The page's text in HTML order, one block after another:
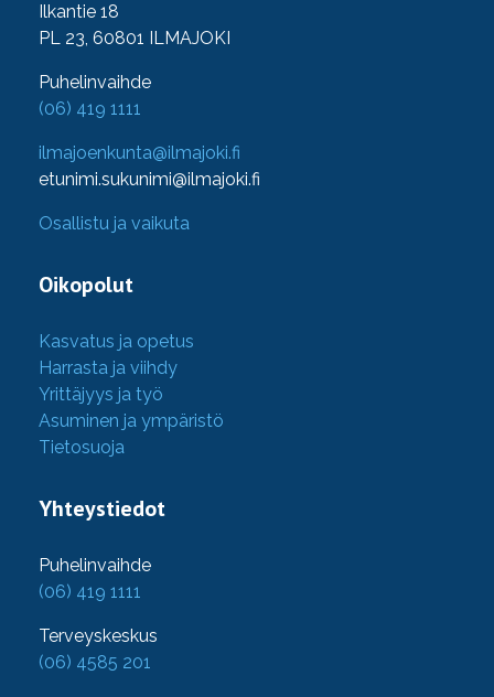
Ilkantie 18
PL 23, 60801 ILMAJOKI
Puhelinvaihde
(06) 419 1111
ilmajoenkunta@ilmajoki.fi
etunimi.sukunimi@ilmajoki.fi
Osallistu ja vaikuta
Oikopolut
Kasvatus ja opetus
Harrasta ja viihdy
Yrittäjyys ja työ
Asuminen ja ympäristö
Tietosuoja
Yhteystiedot
Puhelinvaihde
(06) 419 1111
Terveyskeskus
(06) 4585 201